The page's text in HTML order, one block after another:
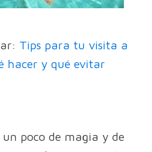
Tips para tu visita a
hacer y qué evitar
poco de magia y de